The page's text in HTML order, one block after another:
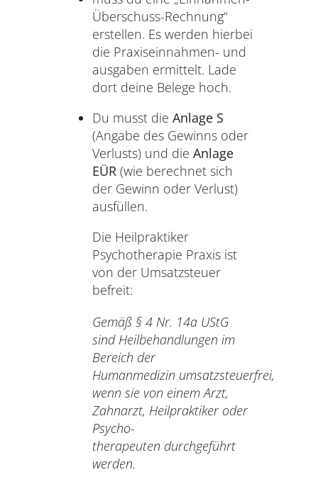
Überschuss-Rechnung“
erstellen. Es werden hierbei
die Praxiseinnahmen- und
ausgaben ermittelt. Lade
dort deine Belege hoch.
Du musst die Anlage S
(Angabe des Gewinns oder
Verlusts) und die Anlage
EÜR (wie berechnet sich
der Gewinn oder Verlust)
ausfüllen.
Die Heilpraktiker
Psychotherapie Praxis ist
von der Umsatzsteuer
befreit:
Gemäß § 4 Nr. 14a UStG
sind Heilbehandlungen im
Bereich der
Humanmedizin umsatzsteuerfrei,
wenn sie von einem Arzt,
Zahnarzt, Heilpraktiker oder
Psycho-
therapeuten durchgeführt
werden.